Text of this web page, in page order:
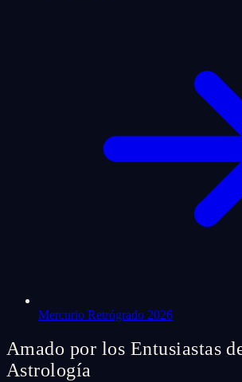
Mercurio Retrógrado 2026
Amado por los Entusiastas
Astrología